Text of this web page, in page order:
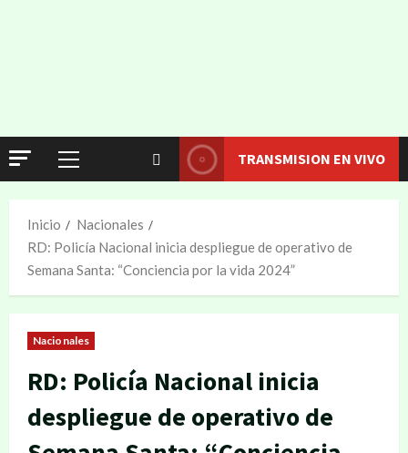
TRANSMISION EN VIVO
Inicio
Nacionales
RD: Policía Nacional inicia despliegue de operativo de
Semana Santa: “Conciencia por la vida 2024”
Nacionales
RD: Policía Nacional inicia
despliegue de operativo de